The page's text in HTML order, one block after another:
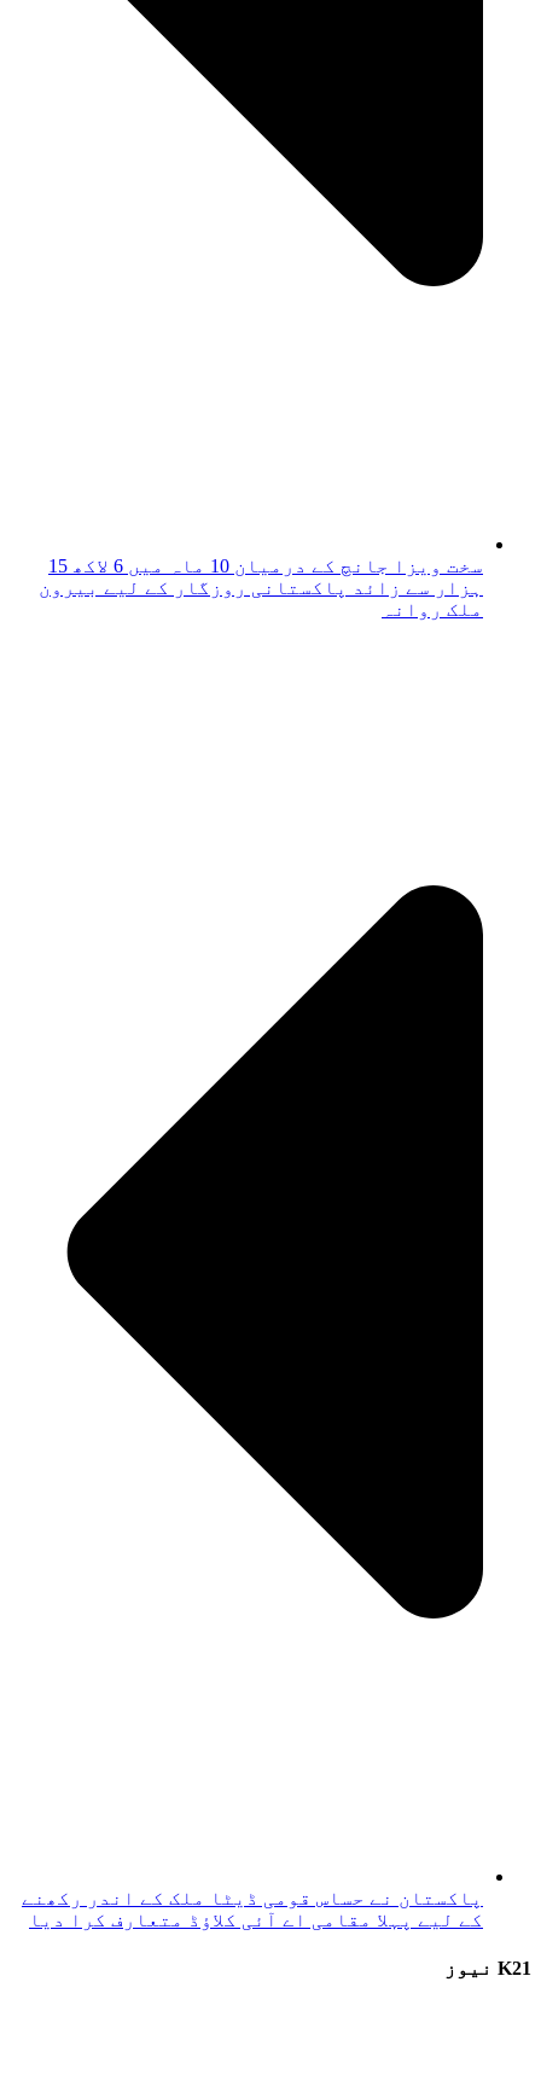
سخت ویزا جانچ کے درمیان 10 ماہ میں 6 لاکھ 15
ہزار سے زائد پاکستانی روزگار کے لیے بیرون
ملک روانہ
پاکستان نے حساس قومی ڈیٹا ملک کے اندر رکھنے
کے لیے پہلا مقامی اے آئی کلاؤڈ متعارف کرا دیا
K21 نیوز